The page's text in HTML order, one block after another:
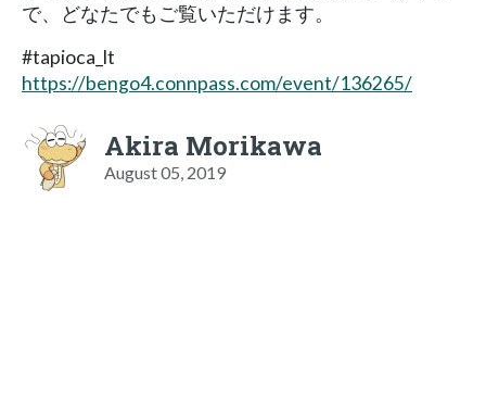
で、どなたでもご覧いただけます。
#tapioca_lt
https://bengo4.connpass.com/event/136265/
Akira Morikawa
August 05, 2019